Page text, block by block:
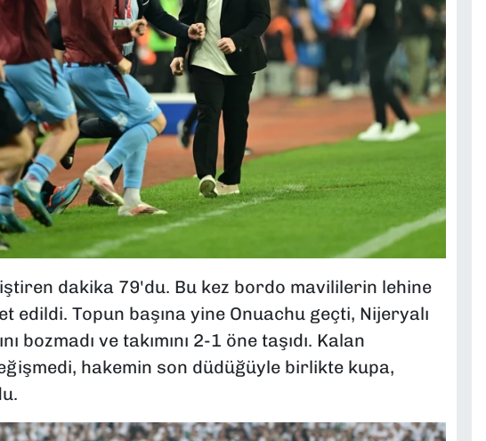
dakika 79'du. Bu kez bordo mavililerin lehine
edildi. Topun başına yine Onuachu geçti, Nijeryalı
bozmadı ve takımını 2-1 öne taşıdı. Kalan
hakemin son düdüğüyle birlikte kupa,